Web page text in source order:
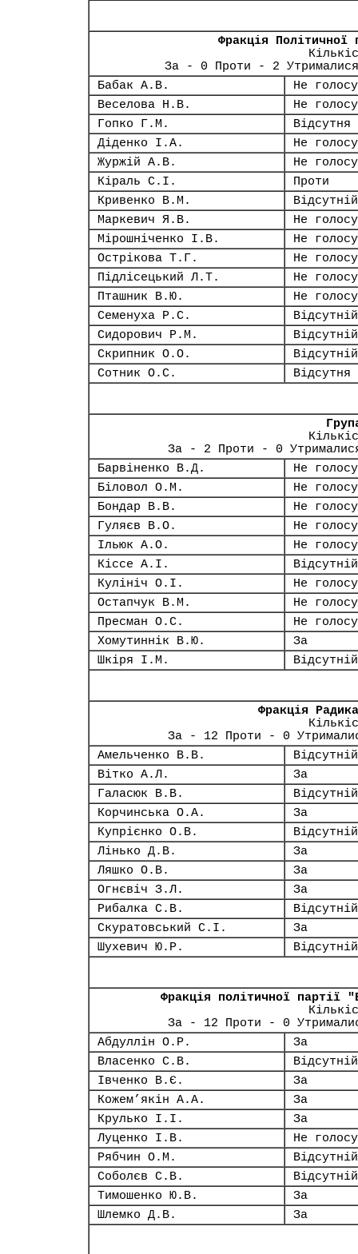
Фракція Політичної
За - 0 Проти - 2
Бабак А.В.
Не
Веселова Н.В.
Не
Гопко Г.М.
Відсутня
Діденко І.А.
Не
Журжій А.В.
Не
Кіраль С.І.
Проти
Кривенко В.М.
Відсутній
Маркевич Я.В.
Не
Мірошніченко І.В.
Не
Острікова Т.Г.
Не
Підлісецький Л.Т.
Не
Пташник В.Ю.
Не
Семенуха Р.С.
Відсутній
Сидорович Р.М.
Відсутній
Скрипник О.О.
Відсутній
Сотник О.С.
Відсутня
За - 2 Проти - 0
Барвіненко В.Д.
Не
Біловол О.М.
Не
Бондар В.В.
Не
Гуляєв В.О.
Не
Ільюк А.О.
Не
Кіссе А.І.
Відсутній
Кулініч О.І.
Не
Остапчук В.М.
Не
Пресман О.С.
Не
Хомутиннік В.Ю.
За
Шкіря І.М.
Відсутній
Фракція
За - 12 Проти - 0
Амельченко В.В.
Відсутній
Вітко А.Л.
За
Галасюк В.В.
Відсутній
Корчинська О.А.
За
Купрієнко О.В.
Відсутній
Лінько Д.В.
За
Ляшко О.В.
За
Огнєвіч З.Л.
За
Рибалка С.В.
Відсутній
Скуратовський С.І.
За
Шухевич Ю.Р.
Відсутній
Фракція політичної партії
За - 12 Проти - 0
Абдуллін О.Р.
За
Власенко С.В.
Відсутній
Івченко В.Є.
За
Кожем’якін А.А.
За
Крулько І.І.
За
Луценко І.В.
Не
Рябчин О.М.
Відсутній
Соболєв С.В.
Відсутній
Тимошенко Ю.В.
За
Шлемко Д.В.
За